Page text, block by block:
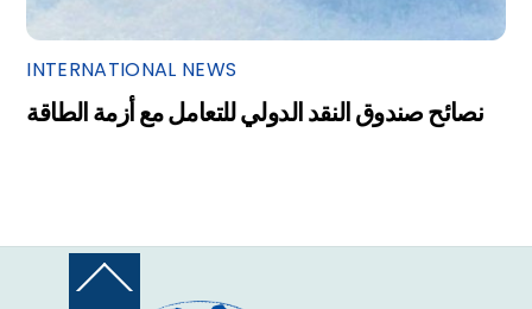
INTERNATIONAL NEWS
نصائح صندوق النقد الدولي للتعامل مع أزمة الطاقة
Back